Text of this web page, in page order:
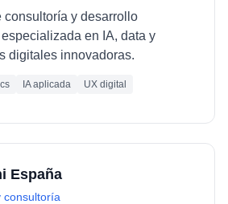
consultoría y desarrollo
en IA, data y
digitales innovadoras.
IA aplicada UX digital
España
consultoría